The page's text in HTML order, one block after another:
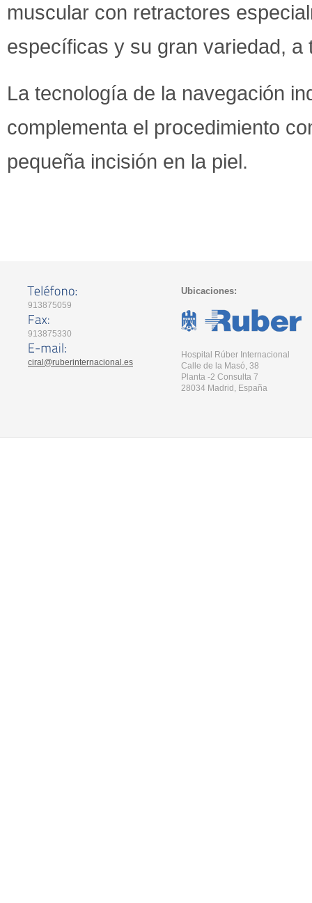
muscular con retractores
específicas y su gran variedad, a
La tecnología de la navegación
complementa el procedimiento
pequeña incisión en la piel.
913875059
913875330
ciral@ruberinternacional.es
Ubicaciones:
Hospital Rúber Internacional
Calle de la Masó, 38
Planta -2 Consulta 7
28034 Madrid, España